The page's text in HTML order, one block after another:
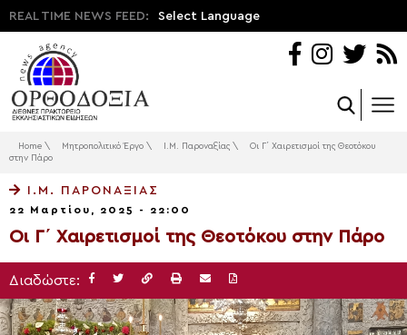
REAL TIME NEWS FEED: Select Language
Home \ Μητροπολιτικό Έργο \ Ι.Μ. Παροναξίας \
Οι Γ΄ Χαιρετισμοί της Θεοτόκου
στην Πάρο
Ι.Μ. ΠΑΡΟΝΑΞΊΑΣ
22 Μαρτίου, 2025 - 22:00
Οι Γ΄ Χαιρετισμοί της Θεοτόκου στην Πάρο
Διαδώστε: